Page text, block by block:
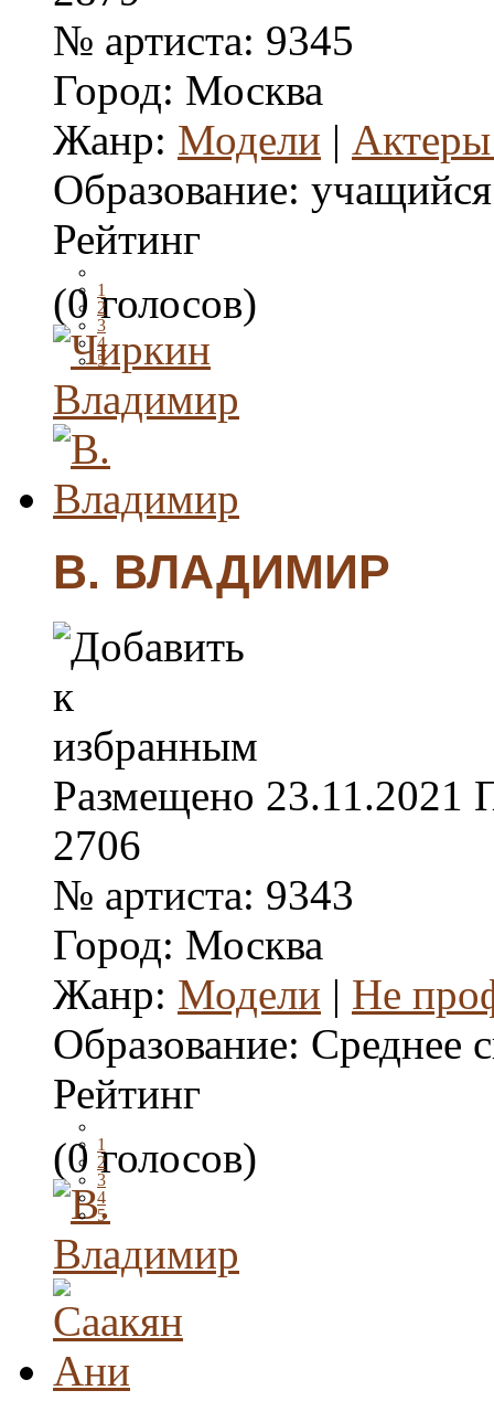
№ артиста: 9345
Город: Москва
Жанр: Модели |
Образование:
Рейтинг
1
2
3
4
5
(0 голосов)
В. ВЛАДИМИР
Размещено 23.11.2021
2706
№ артиста: 9343
Город: Москва
Жанр: Модели | Не
Образование: Среднее
Рейтинг
1
2
3
4
5
(0 голосов)